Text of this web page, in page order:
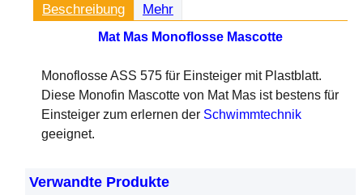
Beschreibung Mehr
Mat Mas Monoflosse Mascotte
Monoflosse ASS 575 für Einsteiger mit Plastblatt.
Diese Monofin Mascotte von Mat Mas ist bestens für
Einsteiger zum erlernen der Schwimmtechnik
geeignet.
Verwandte Produkte